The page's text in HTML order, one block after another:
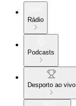
Rádio
Podcasts
Desporto ao vivo